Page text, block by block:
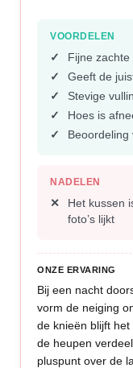
VOORDELEN
Fijne
Geeft de
Stevige
Hoes is
NADELEN
Het kussen
foto’s lijkt
ONZE ERVARING
Bij een nacht
vorm de neiging
de knieën blijft
de heupen
pluspunt over de